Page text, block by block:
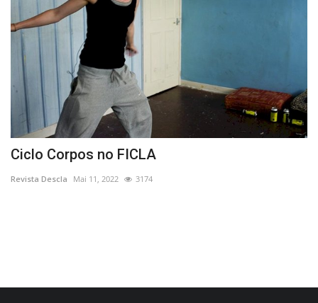
Ciclo Corpos no FICLA
Revista Descla Mai 11, 2022 3174